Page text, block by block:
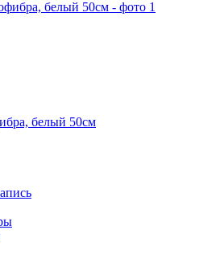
белый 50см